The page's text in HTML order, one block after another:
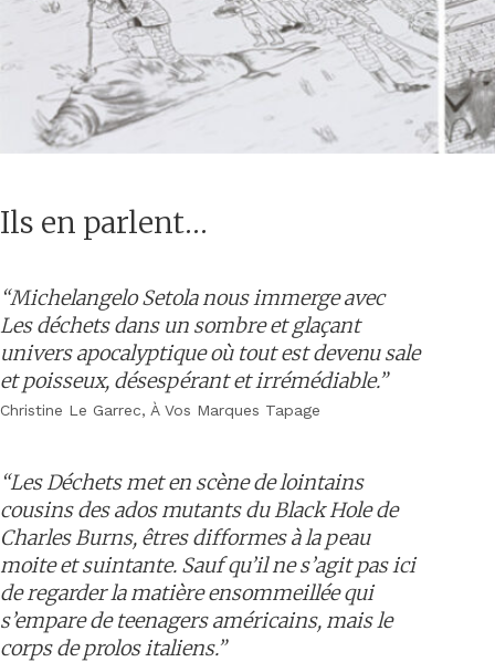
Ils en parlent…
“Michelangelo Setola nous immerge avec
Les déchetsdans un sombre et glaçant
univers apocalyptique où tout est devenu sale
et poisseux, désespérant et irrémédiable.”
Christine Le Garrec, À Vos Marques Tapage
“Les Déchets met en scène de lointains
cousins des ados mutants du Black Hole de
Charles Burns, êtres difformes à la peau
moite et suintante. Sauf qu’il ne s’agit pas ici
de regarder la matière ensommeillée qui
s’empare de teenagers américains, mais le
corps de prolos italiens.”